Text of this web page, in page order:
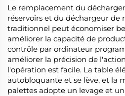
Le remplacement du
réservoirs et du déchargeur de
traditionnel peut économiser
améliorer la capacité de
contrôle par ordinateur
améliorer la précision de
l'opération est facile. La table
autobloquante et se lève, et la
palettes adopte un levage et